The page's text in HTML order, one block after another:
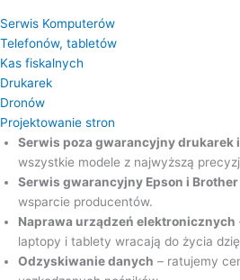
Serwis Komputerów
Telefonów, tabletów
Kas fiskalnych
Drukarek
Dronów
Projektowanie stron
Serwis poza gwarancyjny drukarek i
wszystkie modele z najwyższą
Serwis gwarancyjny Epson i Brother
wsparcie producentów.
Naprawa urządzeń elektronicznych
laptopy i tablety wracają do życia
Odzyskiwanie danych – ratujemy